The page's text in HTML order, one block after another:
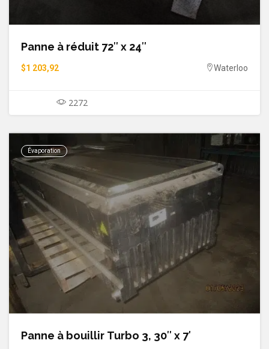
Panne à réduit 72″ x 24″
$1 203,92 Waterloo
2272
Évaporation
Panne à bouillir Turbo 3, 30″ x 7′